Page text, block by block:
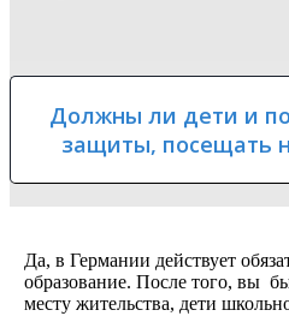
Должны ли дети и
защиты, посещать
Да, в Германии действует
образование. После того, вы
месту жительства, дети